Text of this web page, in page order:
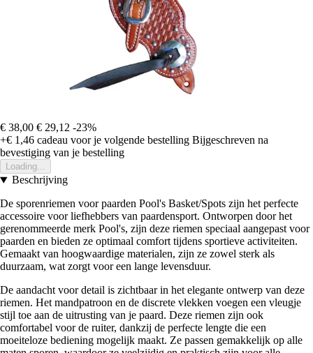
€ 38,00 € 29,12 -23%
+€ 1,46 cadeau voor je volgende bestelling Bijgeschreven na
bevestiging van je bestelling
Loading...
Beschrijving
De sporenriemen voor paarden Pool's Basket/Spots zijn het perfecte
accessoire voor liefhebbers van paardensport. Ontworpen door het
gerenommeerde merk Pool's, zijn deze riemen speciaal aangepast voor
paarden en bieden ze optimaal comfort tijdens sportieve activiteiten.
Gemaakt van hoogwaardige materialen, zijn ze zowel sterk als
duurzaam, wat zorgt voor een lange levensduur.
De aandacht voor detail is zichtbaar in het elegante ontwerp van deze
riemen. Het mandpatroon en de discrete vlekken voegen een vleugje
stijl toe aan de uitrusting van je paard. Deze riemen zijn ook
comfortabel voor de ruiter, dankzij de perfecte lengte die een
moeiteloze bediening mogelijk maakt. Ze passen gemakkelijk op alle